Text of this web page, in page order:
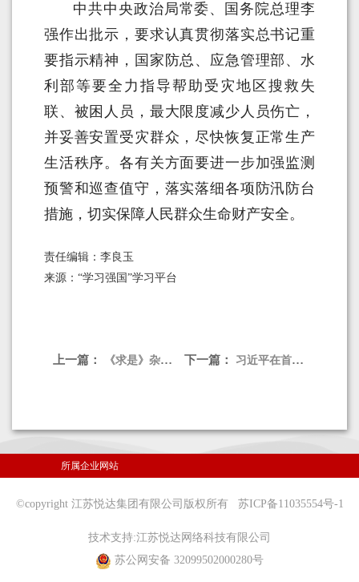
中共中央政治局常委、国务院总理李
强作出批示，要求认真贯彻落实总书记重
要指示精神，国家防总、应急管理部、水
利部等要全力指导帮助受灾地区搜救失
联、被困人员，最大限度减少人员伤亡，
并妥善安置受灾群众，尽快恢复正常生产
生活秩序。各有关方面要进一步加强监测
预警和巡查值守，落实落细各项防汛防台
措施，切实保障人民群众生命财产安全。
责任编辑：李良玉
来源：“学习强国”学习平台
上一篇： 《求是》杂志发表习近平总书记重要文章 《加强基础研究 实现高水平科技自立自强》 下一篇： 习近平在首个全国生态日之际作出重要指示强调 全社会行动起来做绿水青山就是金山银山理念的积极传播者和模范践行者
所属企业网站
©copyright 江苏悦达集团有限公司版权所有 苏ICP备11035554号-1
技术支持:江苏悦达网络科技有限公司
苏公网安备 32099502000280号